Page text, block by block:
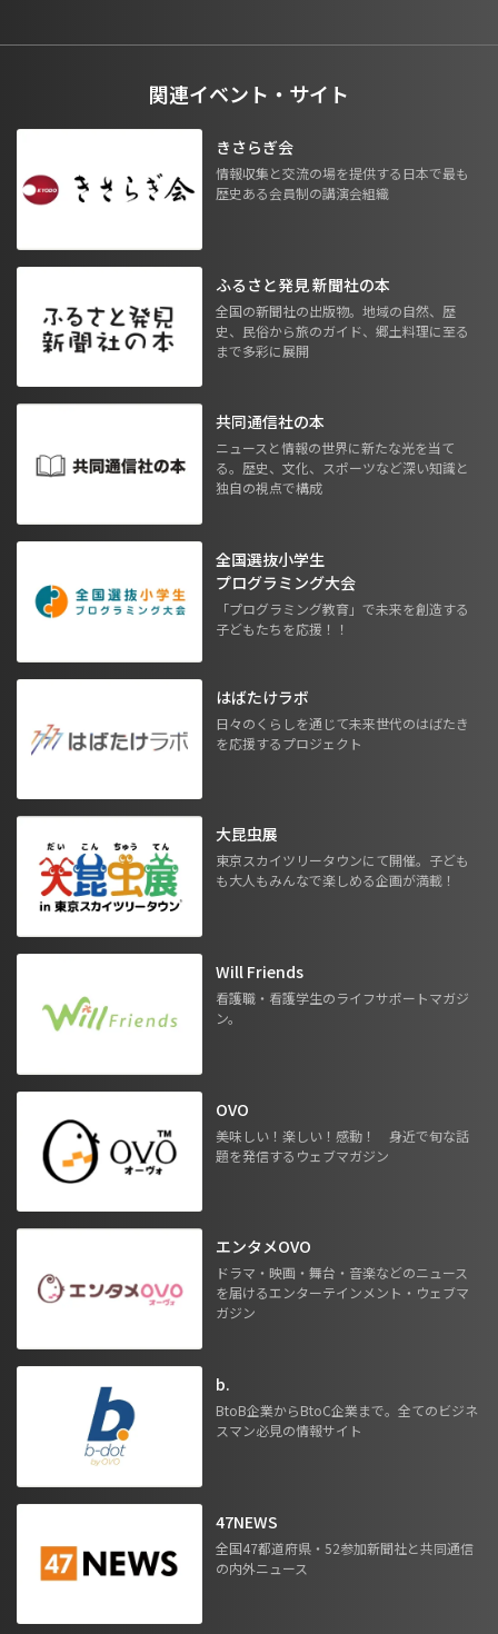
関連イベント・サイト
きさらぎ会
情報収集と交流の場を提供する日本で最も
歴史ある会員制の講演会組織
ふるさと発見 新聞社の本
全国の新聞社の出版物。地域の自然、歴
史、民俗から旅のガイド、郷土料理に至る
まで多彩に展開
共同通信社の本
ニュースと情報の世界に新たな光を当て
る。歴史、文化、スポーツなど深い知識と
独自の視点で構成
全国選抜小学生
プログラミング大会
「プログラミング教育」で未来を創造する
子どもたちを応援！！
はばたけラボ
日々のくらしを通じて未来世代のはばたき
を応援するプロジェクト
大昆虫展
東京スカイツリータウンにて開催。子ども
も大人もみんなで楽しめる企画が満載！
Will Friends
看護職・看護学生のライフサポートマガジ
ン。
OVO
美味しい！楽しい！感動！ 身近で旬な話
題を発信するウェブマガジン
エンタメOVO
ドラマ・映画・舞台・音楽などのニュース
を届けるエンターテインメント・ウェブマ
ガジン
b.
BtoB企業からBtoC企業まで。全てのビジネ
スマン必見の情報サイト
47NEWS
全国47都道府県・52参加新聞社と共同通信
の内外ニュース